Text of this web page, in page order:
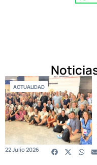
ACTUALIDAD
22 Julio 2026